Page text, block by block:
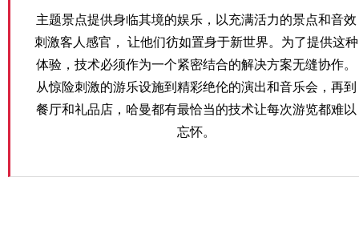
主题景点提供身临其境的娱乐，以充满活力的景点和音效
刺激客人感官， 让他们彷如置身于新世界。为了提供这种
体验，技术必须作为一个紧密结合的解决方案无缝协作。
从惊险刺激的游乐设施到精彩绝伦的演出和音乐会，再到
餐厅和礼品店，哈曼都有最恰当的技术让每次游览都难以
忘怀。